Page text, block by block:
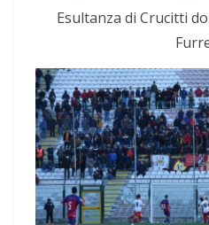
Esultanza di Crucitti